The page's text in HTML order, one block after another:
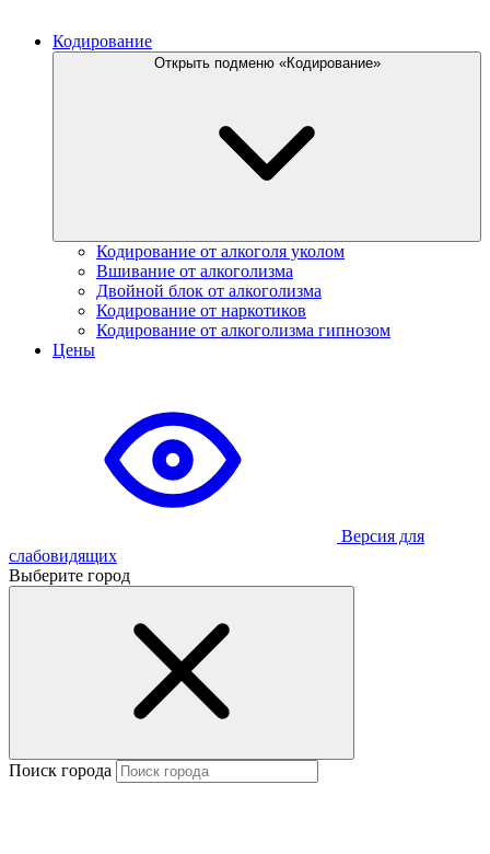
Кодирование
Открыть подменю «Кодирование»
Кодирование от алкоголя уколом
Вшивание от алкоголизма
Двойной блок от алкоголизма
Кодирование от наркотиков
Кодирование от алкоголизма гипнозом
Цены
Версия для
слабовидящих
Выберите город
Поиск города